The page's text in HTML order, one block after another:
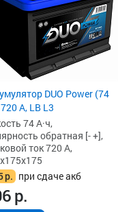
DUO Power (74
А, LB L3
74 А·ч,
обратная [- +],
ток 720 А,
р. при сдаче акб
р.